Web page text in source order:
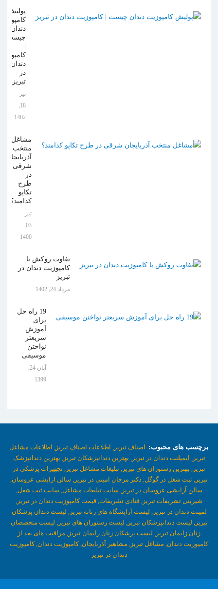
پولیش
دندان
چیست
دندان
در
تبریز
تیر
18,
1402
مشاغل
منتخب
آذربایجان
شرقی
در
طرح
تکاپو
کدامند؟
تیر
03,
1400
تفاوت روکش با
کامپوزیت دندان در
تبریز
مرداد 24, 1402
19 راه حل
برای
آموزش
سریعتر
نواختن
موسیقی
آبان 24,
1399
برچسب های محبوب: اصناف تبریز, اطلاعات اصناف تبریز, اطلاعات مشاغل
تبریز, ایمپلنت دندان در تبریز, بهترین دندانپزشکان تبریز, بهترین دندانپزشک
تبریز, بهترین رستوران های تبریز, تبلیغات مشاغل تبریز, تجهیزات پزشکی در
تبریز, ثبت شغل در گوگل, دکتر مرجان امینی در تبریز, سالن آرایشی عروسان,
سالن آرایشی عروسان در تبریز, سایت تبلیغات مشاغل, سایت ثبت شغل,
شیرینی تشریفات تبریز, قنادی تشریفات, قیمت کامپوزیت دندان در تبریز,
لمینت دندان در تبریز, لیست آرایشگاه های زنانه تبریز, لیست دندان پزشکان
تبریز, لیست دندانپزشکان تبریز, لیست رستوران های تبریز, لیست متخصصان
زنان زایمان تبریز, لیست پزشکان زنان زایمان تبریز, مراقبت های بعد از
کامپوزیت دندان, مشاغل تبریز, مشاهیر آذربایجان, کامپوزیت دندان, کامپوزیت
دندان در تبریز